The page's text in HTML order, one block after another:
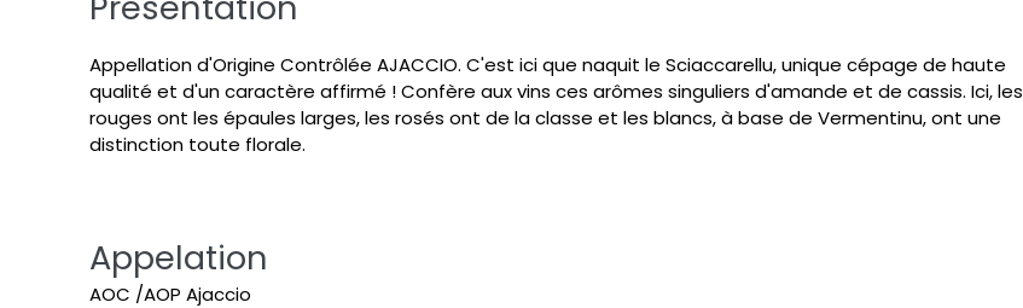
Appellation d'Origine Contrôlée AJACCIO. C'est ici que naquit le Sciaccarellu, unique cépage de haute
qualité et d'un caractère affirmé ! Confère aux vins ces arômes singuliers d'amande et de cassis. Ici, les
rouges ont les épaules larges, les rosés ont de la classe et les blancs, à base de Vermentinu, ont une
distinction toute florale.
Appelation
AOC /AOP Ajaccio